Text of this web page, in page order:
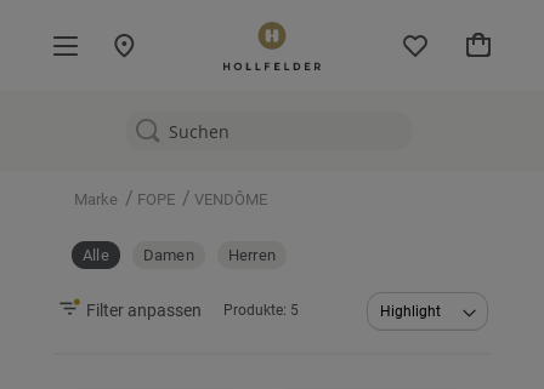
Mein
Marke / FOPE / VENDÔME
Alle Damen Herren
Produkte: 5
Filter anpassen